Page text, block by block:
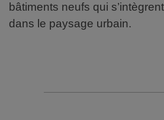
bâtiments neufs qui
dans le paysage urbain.